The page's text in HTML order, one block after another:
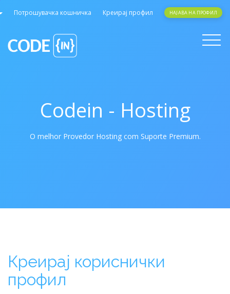
Потрошувачка кошничка Креирај профил НАЈАВА НА ПРОФИЛ
Toggle
Codein - Hosting
O melhor Provedor Hosting com Suporte Premium.
Креирај кориснички
профил